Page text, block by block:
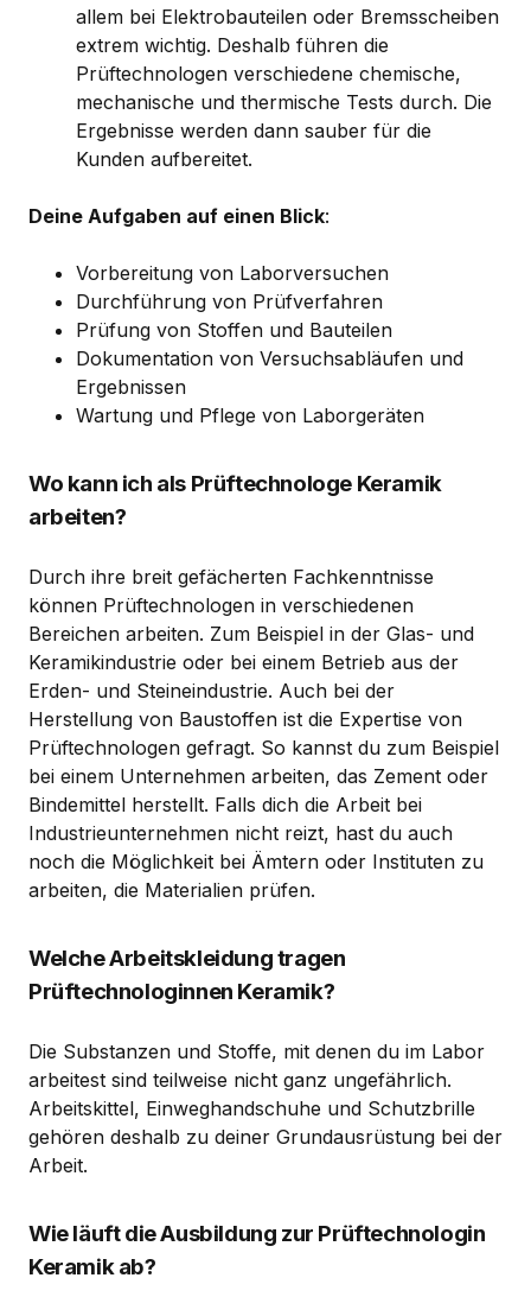
allem bei Elektrobauteilen oder Bremsscheiben
extrem wichtig. Deshalb führen die
Prüftechnologen verschiedene chemische,
mechanische und thermische Tests durch. Die
Ergebnisse werden dann sauber für die
Kunden aufbereitet.
Deine Aufgaben auf einen Blick:
Vorbereitung von Laborversuchen
Durchführung von Prüfverfahren
Prüfung von Stoffen und Bauteilen
Dokumentation von Versuchsabläufen und
Ergebnissen
Wartung und Pflege von Laborgeräten
Wo kann ich als Prüftechnologe Keramik
arbeiten?
Durch ihre breit gefächerten Fachkenntnisse
können Prüftechnologen in verschiedenen
Bereichen arbeiten. Zum Beispiel in der Glas- und
Keramikindustrie oder bei einem Betrieb aus der
Erden- und Steineindustrie. Auch bei der
Herstellung von Baustoffen ist die Expertise von
Prüftechnologen gefragt. So kannst du zum Beispiel
bei einem Unternehmen arbeiten, das Zement oder
Bindemittel herstellt. Falls dich die Arbeit bei
Industrieunternehmen nicht reizt, hast du auch
noch die Möglichkeit bei Ämtern oder Instituten zu
arbeiten, die Materialien prüfen.
Welche Arbeitskleidung tragen
Prüftechnologinnen Keramik?
Die Substanzen und Stoffe, mit denen du im Labor
arbeitest sind teilweise nicht ganz ungefährlich.
Arbeitskittel, Einweghandschuhe und Schutzbrille
gehören deshalb zu deiner Grundausrüstung bei der
Arbeit.
Wie läuft die Ausbildung zur Prüftechnologin
Keramik ab?